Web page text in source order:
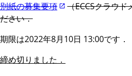
別紙の募集要項
（ECCSクラウ
ださい．
期限は2022年8月10日 13:00です．
締め切りました．